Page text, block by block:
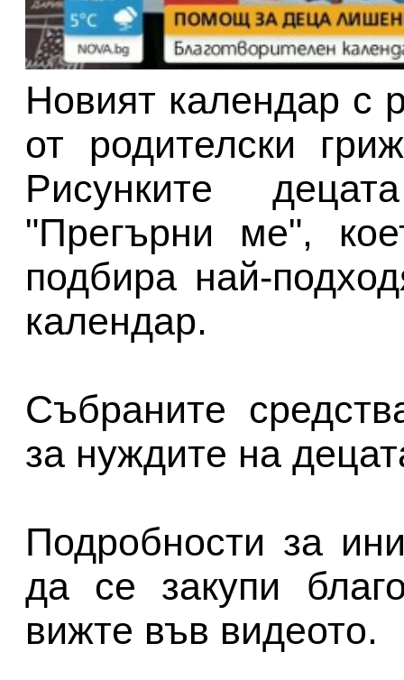
Новият календар с
от родителски
Рисунките
"Прегърни ме",
подбира най-
календар.
Събраните
за нуждите на
Подробности за
да се закупи
вижте във видеото.